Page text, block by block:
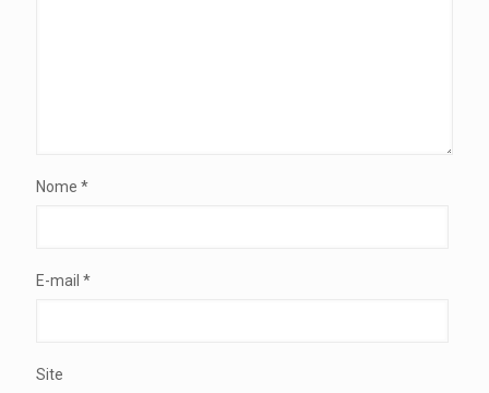
Nome *
E-mail *
Site